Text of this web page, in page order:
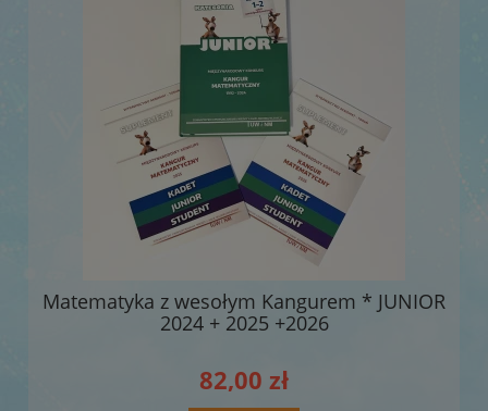
Matematyka z wesołym Kangurem * JUNIOR
2024 + 2025 +2026
82,00 zł